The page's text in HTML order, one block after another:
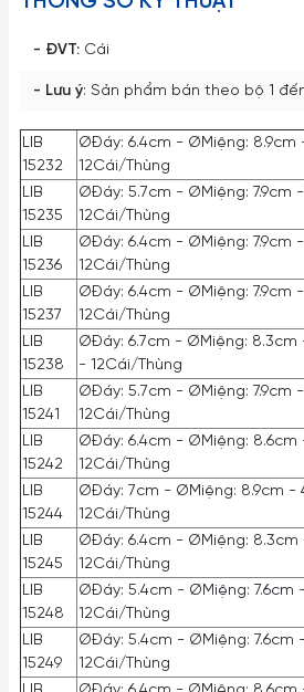
- ĐVT: Cái
- Lưu ý: Sản phẩm bán theo bộ 1
LIB
15232
ØĐáy: 6.4cm - ØMiệng: 8.9cm
12Cái/Thùng
LIB
15235
ØĐáy: 5.7cm - ØMiệng: 7.9cm
12Cái/Thùng
LIB
15236
ØĐáy: 6.4cm - ØMiệng: 7.9cm
12Cái/Thùng
LIB
15237
ØĐáy: 6.4cm - ØMiệng: 7.9cm
12Cái/Thùng
LIB
15238
ØĐáy: 6.7cm - ØMiệng: 8.3cm
- 12Cái/Thùng
LIB
15241
ØĐáy: 5.7cm - ØMiệng: 7.9cm
12Cái/Thùng
LIB
15242
ØĐáy: 6.4cm - ØMiệng: 8.6cm
12Cái/Thùng
LIB
15244
ØĐáy: 7cm - ØMiệng: 8.9cm -
12Cái/Thùng
LIB
15245
ØĐáy: 6.4cm - ØMiệng:
12Cái/Thùng
LIB
15248
ØĐáy: 5.4cm - ØMiệng: 7.6cm
12Cái/Thùng
LIB
15249
ØĐáy: 5.4cm - ØMiệng: 7.6cm
12Cái/Thùng